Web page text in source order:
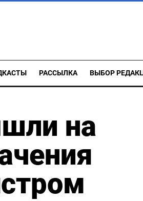
РАССЫЛКА ВЫБОР
на